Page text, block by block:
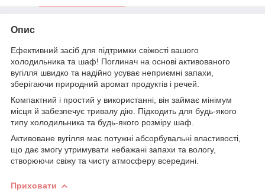
Опис
Ефективний засіб для підтримки свіжості вашого
холодильника та шаф! Поглинач на основі активованого
вугілля швидко та надійно усуває неприємні запахи,
зберігаючи природний аромат продуктів і речей.
Компактний і простий у використанні, він займає мінімум
місця й забезпечує тривалу дію. Підходить для будь-якого
типу холодильника та будь-якого розміру шаф.
Активоване вугілля має потужні абсорбувальні властивості,
що дає змогу утримувати небажані запахи та вологу,
створюючи свіжу та чисту атмосферу всередині.
Приховати